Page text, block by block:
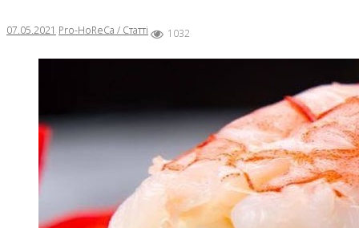
07.05.2021 Pro-HoReCa / Статті 1032